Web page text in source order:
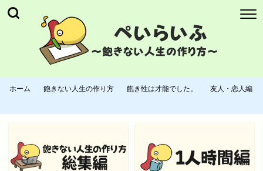
ホーム 飽きない人生の作り方 飽き性は才能でした。 友人・恋人編